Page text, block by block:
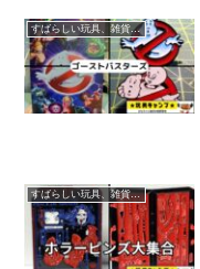
すばらしい玩具、雑貨レビュー
すばらしい玩具、雑貨レビュー